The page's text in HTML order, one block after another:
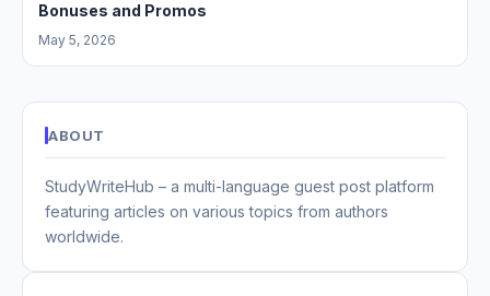
Bonuses and Promos
May 5, 2026
ABOUT
StudyWriteHub – a multi-language guest post platform
featuring articles on various topics from authors
worldwide.